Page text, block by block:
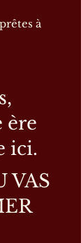
à
ère
ici.
VAS